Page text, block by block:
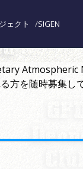
ェクト SIGEN
Atmospheric
方を随時募集